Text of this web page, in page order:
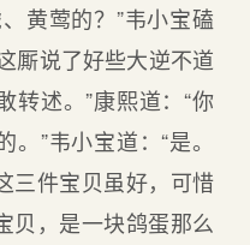
黄莺的？”韦小宝磕
厮说了好些大逆不道
转述。”康熙道：“你
”韦小宝道：“是。
三件宝贝虽好，可惜
贝，是一块鸽蛋那么